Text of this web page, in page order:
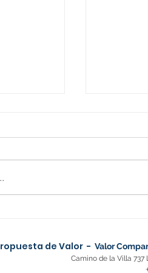
a tu
Líderes
de Valor - Valor
Camino de la Villa 737